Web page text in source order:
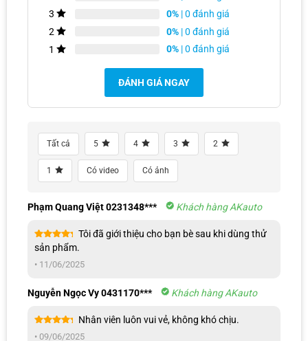
Phụ kiện dễ dàng lắp và tháo rời vệ sinh khi cần thiết
3
0% | 0 đánh giá
2
0% | 0 đánh giá
1
0% | 0 đánh giá
ĐÁNH GIÁ NGAY
Tất cả 5 4 3 2
1 Có video Có ảnh
Phạm Quang Việt 0231348*** Khách hàng AKauto
Được xếp
hạng55
sao
Tôi đã giới thiệu cho bạn bè sau khi dùng thử
sản phẩm.
• 11/06/2025
Nguyễn Ngọc Vy 0431170*** Khách hàng AKauto
hạng55
Nhân viên luôn vui vẻ, không khó chịu.
• 09/06/2025